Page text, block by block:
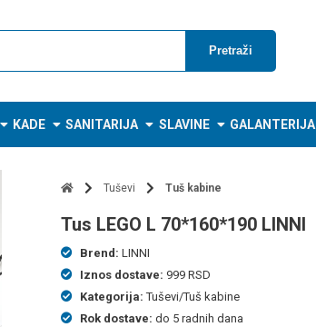
Pretraži
KADE SANITARIJA SLAVINE GALANTERIJA
Tuševi Tuš kabine
tus LEGO L 70*160*190 LINNI
Brend: LINNI
Iznos dostave: 999 RSD
Kategorija: Tuševi/Tuš kabine
Rok dostave: do 5 radnih dana